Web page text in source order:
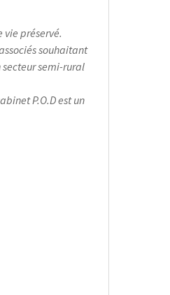
préservé.
souhaitant
semi-rural
P.O.D est un